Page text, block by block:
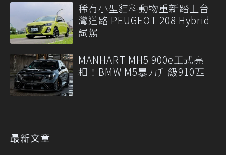
稀有小型貓科動物重新踏上台
灣道路 PEUGEOT 208 Hybrid
試駕
MANHART MH5 900e正式亮
相！BMW M5暴力升級910匹
最新文章